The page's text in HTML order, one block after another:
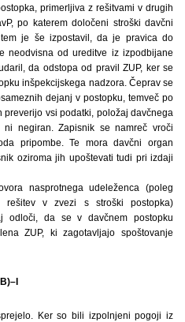
primerljiva z rešitvami v drugih
po katerem določeni stroški davčni
je še izpostavil, da je pravica do
neodvisna od ureditve iz izpodbijane
da odstopa od pravil ZUP, ker se
inšpekcijskega nadzora. Čeprav se
dejanj v postopku, temveč po
vsi podatki, položaj davčnega
negiran. Zapisnik se namreč vroči
pripombe. Te mora davčni organ
oziroma jih upoštevati tudi pri izdaji
nasprotnega udeleženca (poleg
rešitev v zvezi s stroški postopka)
odloči, da se v davčnem postopku
ZUP, ki zagotavljajo spoštovanje
B)–I
Ker so bili izpolnjeni pogoji iz